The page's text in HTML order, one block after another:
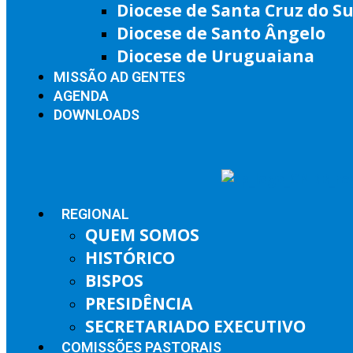
Diocese de Santa Cruz do
Diocese de Santo Ângelo
Diocese de Uruguaiana
MISSÃO AD GENTES
AGENDA
DOWNLOADS
REGIONAL
QUEM SOMOS
HISTÓRICO
BISPOS
PRESIDÊNCIA
SECRETARIADO EXECUTIVO
COMISSÕES PASTORAIS